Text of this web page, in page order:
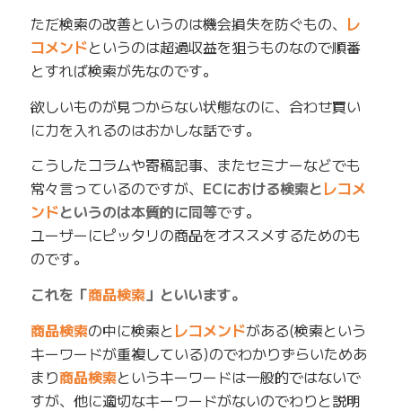
ただ検索の改善というのは機会損失を防ぐもの、 レ
コメンドというのは超過収益を狙うものなので順番
とすれば検索が先なのです。
欲しいものが見つからない状態なのに、合わせ買い
に力を入れるのはおかしな話です。
こうしたコラムや寄稿記事、またセミナーなどでも
常々言っているのですが、 ECにおける検索とレコメ
ンドというのは本質的に同等です。
ユーザーにピッタリの商品をオススメするためのも
のです。
これを「商品検索」といいます。
商品検索の中に検索と レコメンドがある(検索という
キーワードが重複している)のでわかりずらいためあ
まり商品検索というキーワードは一般的ではないで
すが、他に適切なキーワードがないのでわりと説明